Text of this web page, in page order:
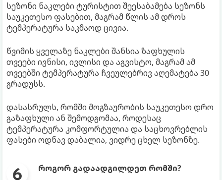
სეზონი ნაკლები ტურისტით შეესაბამება სეზონს
საუკეთესო ფასებით, მაგრამ წლის ამ დროს
ტემპერატურა საკმაოდ ცივია.
წვიმის ყველაზე ნაკლები შანსია ზაფხულის
თვეები ივნისი, ივლისი და აგვისტო, მაგრამ ამ
თვეებში ტემპერატურა ჩვეულებრივ აღემატება 30
გრადუსს.
დასასრულს, რომში მოგზაურობის საუკეთესო დრო
გაზაფხული ან შემოდგომაა, როდესაც
ტემპერატურა კომფორტულია და საცხოვრებლის
ფასები ოდნავ დაბალია, ვიდრე ცხელ სეზონზე.
როგორ გადაადგილდეთ რომში?